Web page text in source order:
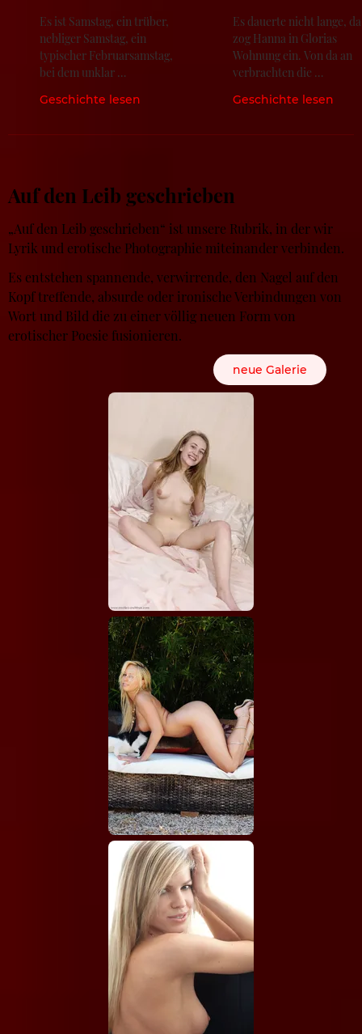
Es ist Samstag, ein trüber,
nebliger Samstag, ein
typischer Februarsamstag,
bei dem unklar …
Geschichte lesen
Es dauerte nicht lange, da
zog Hanna in Glorias
Wohnung ein. Von da an
verbrachten die …
Geschichte lesen
Auf den Leib geschrieben
„Auf den Leib geschrieben“ ist unsere Rubrik, in der wir
Lyrik und erotische Photographie miteinander verbinden.
Es entstehen spannende, verwirrende, den Nagel auf den
Kopf treffende, absurde oder ironische Verbindungen von
Wort und Bild die zu einer völlig neuen Form von
erotischer Poesie fusionieren.
neue Galerie